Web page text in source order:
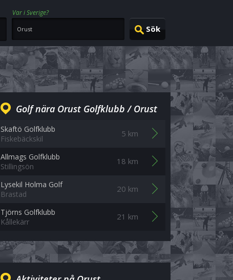
Var i Sverige?
Golf nära Orust Golfklubb / Orust
Skaftö Golfklubb
Fiskebäckskil
5 km
Allmags Golfklubb
Stillingsön
18 km
Lysekil Holma Golf
Brastad
20 km
Tjörns Golfklubb
Kållekärr
21 km